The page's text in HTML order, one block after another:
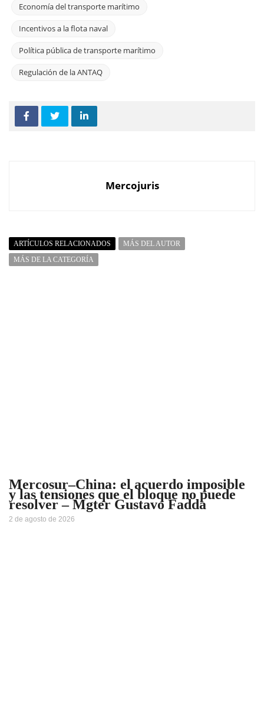
Economía del transporte marítimo
Incentivos a la flota naval
Política pública de transporte marítimo
Regulación de la ANTAQ
Mercojuris
ARTÍCULOS RELACIONADOS
MÁS DEL AUTOR
MÁS DE LA CATEGORÍA
Mercosur–China: el acuerdo imposible
y las tensiones que el bloque no puede
resolver – Mgter Gustavo Fadda
2 de agosto de 2026